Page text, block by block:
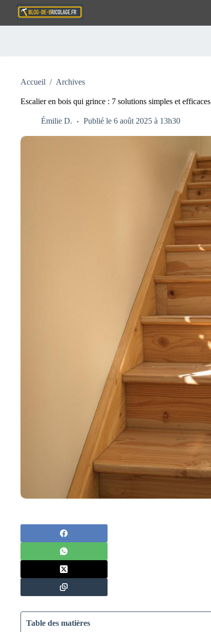
Passer
Accueil / Archives
Escalier en bois qui grince : 7 solutions simples et efficaces
Émilie D. Publié le 6 août 2025 à 13h30
Table des matières